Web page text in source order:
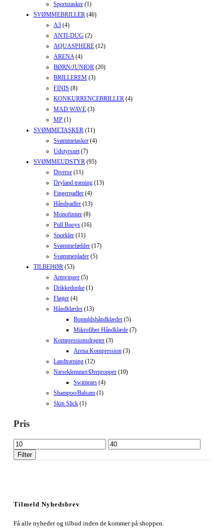
Sportstasker (1)
SVØMMEBRILLER (46)
A3 (4)
ANTI-DUG (2)
AQUASPHERE (12)
ARENA (4)
BØRN/JUNIOR (20)
BRILLEREM (3)
FINIS (8)
KONKURRENCEBRILLER (4)
MAD WAVE (3)
MP (1)
SVØMMETASKER (11)
Svømmetasker (4)
Udstyrsnet (7)
SVØMMEUDSTYR (95)
Diverse (11)
Dryland træning (13)
Fingerpadler (4)
Håndpadler (13)
Monofinner (8)
Pull Buoys (16)
Snorkler (11)
Svømmefødder (17)
Svømmeplader (5)
TILBEHØR (53)
Armvinger (5)
Drikkedunke (1)
Fløjter (4)
Håndklæder (13)
Bomuldshåndklæder (5)
Mikrofiber Håndklæde (7)
Kompressionsdragter (3)
Arena Kompression (3)
Landtræning (12)
Næseklemmer/Ørepropper (10)
Swimears (4)
Shampoo/Balsam (1)
Skin Slick (1)
Pris
Mindste
pris
Højeste
pris
Filter
Tilmeld Nyhedsbrev
Få alle nyheder og tilbud inden de kommer på shoppen.